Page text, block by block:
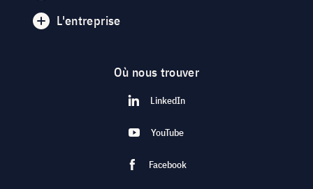
L'entreprise
Où nous trouver
LinkedIn
YouTube
Facebook